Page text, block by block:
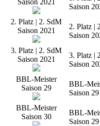
Saison
2. Platz | 2. SdM
Saison 2021
2. Platz |
Saison
3. Platz | 2. SdM
Saison 2021
3. Platz |
Saison
BBL-Meister
Saison 29
BBL-
Saison 29
BBL-Meister
Saison 30
BBL-
Saison 29